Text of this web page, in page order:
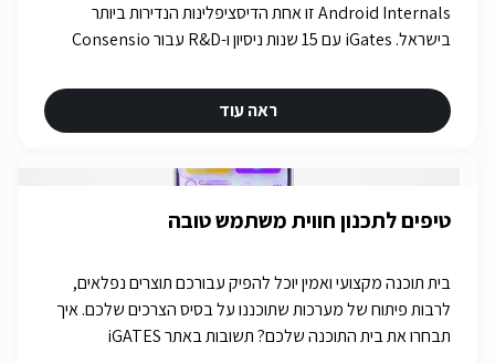
Android Internals זו אחת הדיסציפלינות הנדירות ביותר
בישראל. iGates עם 15 שנות ניסיון ו-R&D עבור Consensio
ראה עוד
טיפים לתכנון חווית משתמש טובה
בית תוכנה מקצועי ואמין יוכל להפיק עבורכם תוצרים נפלאים,
לרבות פיתוח של מערכות שתוכננו על בסיס הצרכים שלכם. איך
תבחרו את בית התוכנה שלכם? תשובות באתר iGATES